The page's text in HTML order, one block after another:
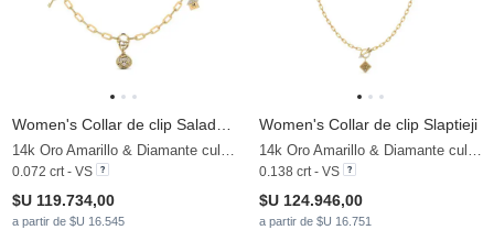
Women's Collar de clip Saladuse
14k Oro Amarillo & Diamante cultivado en laboratorio
0.072 crt - VS
$U 119.734,00
a partir de $U 16.545
Women's Collar de clip Slaptieji
14k Oro Amarillo & Diamante cultivado en laboratorio
0.138 crt - VS
$U 124.946,00
a partir de $U 16.751